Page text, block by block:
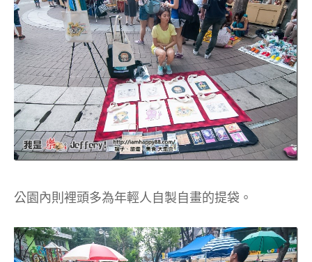
公園內則裡頭多為年輕人自製自畫的提袋。